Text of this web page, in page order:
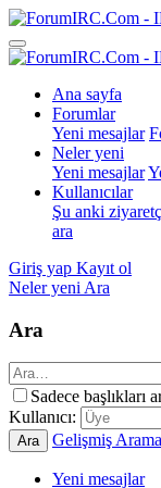
Ana sayfa
Forumlar
Yeni mesajlar
Neler yeni
Yeni mesajlar
Kullanıcılar
Şu anki
ara
Giriş yap Kayıt ol
Neler yeni Ara
Ara
Sadece başlıkları
Kullanıcı:
Ara Gelişmiş
Yeni mesajlar